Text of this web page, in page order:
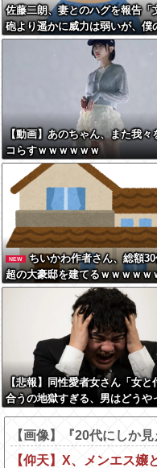
佐藤二朗、妻とのハグを報告「
砲より遥かに威力は弱いが、僕
ロケ砲をお見舞いする」
【動画】あのちゃん、また我々
コらすｗｗｗｗｗｗ
NEW
ちいかわ作者さん、総額
超の大豪邸を建てるｗｗｗｗｗ
ｗｗｗｗｗｗｗｗｗｗｗｗ
【悲報】同性愛者女さん「女と
合うの地獄すぎる、男はどうや
耐えてんの？」←コレは同意せ
おえないと話題に
【画像】『20代にしか
【仰天】X、メンエス嬢